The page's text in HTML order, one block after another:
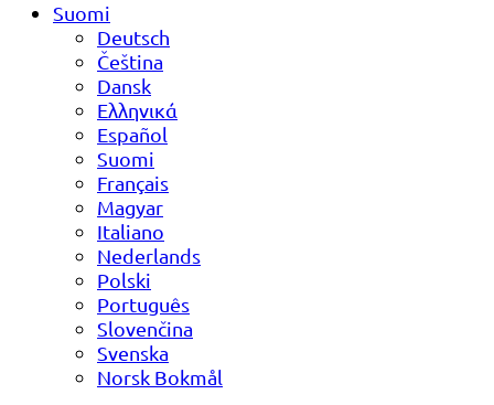
Suomi
Deutsch
Čeština
Dansk
Ελληνικά
Español
Suomi
Français
Magyar
Italiano
Nederlands
Polski
Português
Slovenčina
Svenska
Norsk Bokmål